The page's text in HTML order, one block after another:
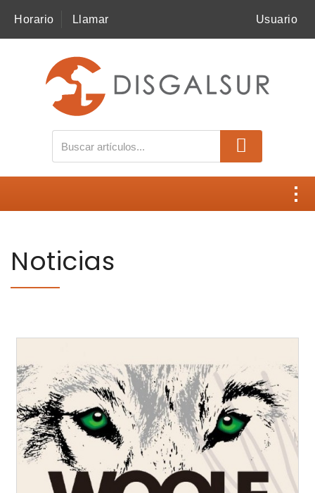
Horario Llamar Usuario
Disgalsur
Blog
Alta cliente
Marcas
MI COMPRA
ALIMENTACIÓN
HIGIENE
Noticias